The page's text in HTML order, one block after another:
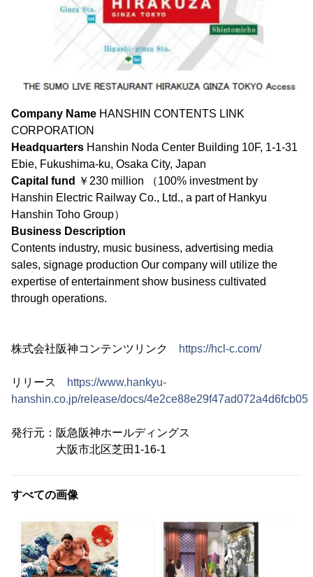
Company Name HANSHIN CONTENTS LINK
CORPORATION
Headquarters Hanshin Noda Center Building 10F, 1-1-31
Ebie, Fukushima-ku, Osaka City, Japan
Capital fund
￥230 million （100% investment by
Hanshin Electric Railway Co., Ltd., a part of Hankyu
Hanshin Toho Group）
Business Description
Contents industry, music business, advertising media
sales, signage production Our company will utilize the
expertise of entertainment show business cultivated
through operations.
株式会社阪神コンテンツリンク https://hcl-c.com/
リリース
https://www.hankyu-
hanshin.co.jp/release/docs/
発行元：阪急阪神ホールディングス
大阪市北区芝田1-16-1
すべての画像